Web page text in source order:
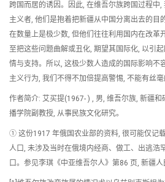
跨国而居的诱因。因此, 在维吾尔族跨国过程中
主义者, 他们是抱着把新疆从中国分离出去的目
在数量上是极少数, 但他们往往利用国内在改革
至把这些问题曲解或丑化, 期望其国际化, 以引
情与支持。所以, 这极少数人造成的国际影响不
主义行为, 我们不得不加倍提高警惕, 不能有丝毫
作者简介: 艾买提(1967- ) , 男, 维吾尔族, 新疆
播学院副教授, 从事民族文化研究。
① 这份1917 年俄国农业部的资料, 很可能仅记
人口, 未涉及当时在俄境内经商、做工、出逃浩
口。参见李琪《中亚维吾尔人》第86 页, 新疆人